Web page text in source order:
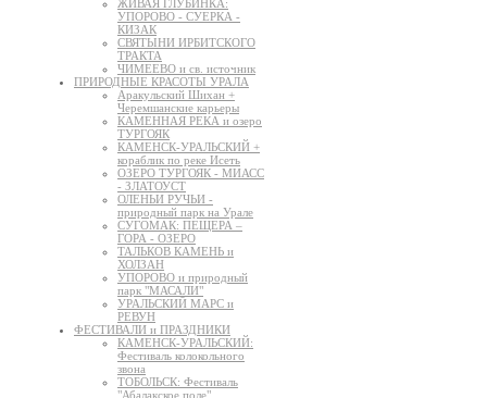
ЖИВАЯ ГЛУБИНКА:
УПОРОВО - СУЕРКА -
КИЗАК
СВЯТЫНИ ИРБИТСКОГО
ТРАКТА
ЧИМЕЕВО и св. источник
ПРИРОДНЫЕ КРАСОТЫ УРАЛА
Аракульский Шихан +
Черемшанские карьеры
КАМЕННАЯ РЕКА и озеро
ТУРГОЯК
КАМЕНСК-УРАЛЬСКИЙ +
кораблик по реке Исеть
ОЗЕРО ТУРГОЯК - МИАСС
- ЗЛАТОУСТ
ОЛЕНЬИ РУЧЬИ -
природный парк на Урале
СУГОМАК: ПЕЩЕРА –
ГОРА - ОЗЕРО
ТАЛЬКОВ КАМЕНЬ и
ХОЛЗАН
УПОРОВО и природный
парк "МАСАЛИ"
УРАЛЬСКИЙ МАРС и
РЕВУН
ФЕСТИВАЛИ и ПРАЗДНИКИ
КАМЕНСК-УРАЛЬСКИЙ:
Фестиваль колокольного
звона
ТОБОЛЬСК: Фестиваль
"Абалакское поле"